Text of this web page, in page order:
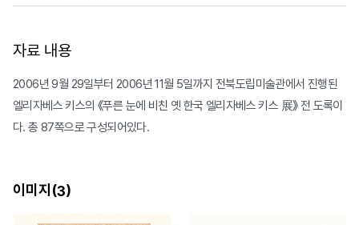
자료 내용
2006년 9월 29일부터 2006년 11월 5일까지 전북도립미술관에서 진행된
엘리자베스 키스의 《푸른 눈에 비친 옛 한국 엘리자베스 키스 展》 전 도록이
다. 총 87쪽으로 구성되어있다.
이미지(3)